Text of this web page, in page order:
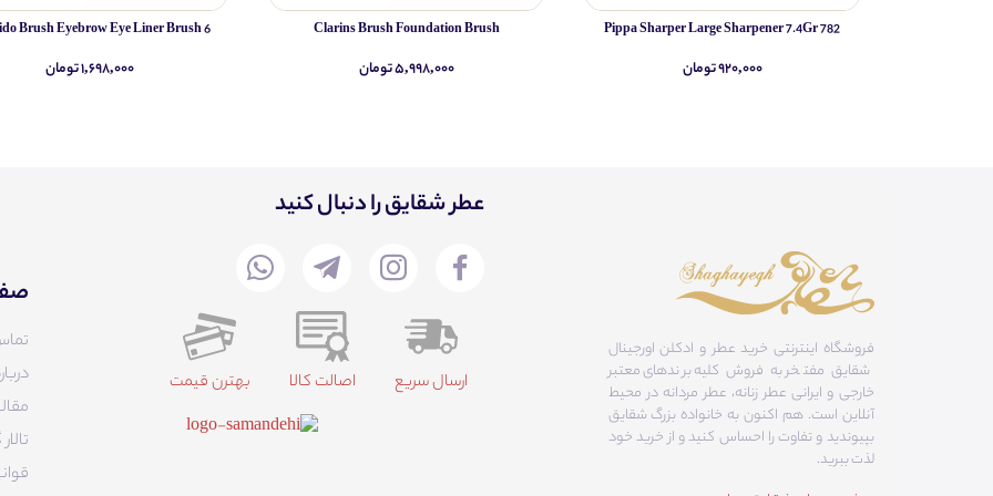
Pippa Sharper Large Sharpener 7.4Gr 782
۹۲۰,۰۰۰ تومان
Clarins Brush Foundation Brush
۵,۹۹۸,۰۰۰ تومان
Brush Eyebrow Eye Liner Brush 6
۱,۶۹۸,۰۰۰ تومان
فروشگاه اینترنتی خرید عطر و ادکلن اورجینال
شقایق مفتخر به فروش کلیه برندهای معتبر
خارجی و ایرانی عطر زنانه، عطر مردانه در محیط
آنلاین است. هم‌ اکنون به خانواده بزرگ شقایق
بپیوندید و تفاوت را احساس کنید و از خرید خود
لذت ببرید.
عطر شقایق را دنبال کنید
ارسال سریع اصالت کالا بهترن قیمت